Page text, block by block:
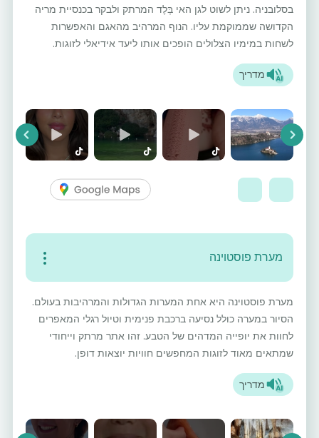
בסלובניה. ניתן לשוט לגן האי בְּלֶד המרתק ולבקר בכנסיית מריה
הקדושה שממוקמת עליו. הנוף המרהיב מהאגם והאפשרות
לשחות במימיו הצלולים הופכים אותו ליעד אידיאלי לזוגות.
מדריך
Next
מערת פוסטוינה
מערת פוסטוינה היא אחת המערות הגדולות והמרהיבות בעולם.
הסיור במערה כולל נסיעה ברכבת פנימית וטיול רגלי המאפרים
לחוות את יופייה המדהים של הטבע. זהו אתר מרתק וייחודי
שמתאים מאוד לזוגות המחפשים חוויות יוצאות דופן.
מדריך